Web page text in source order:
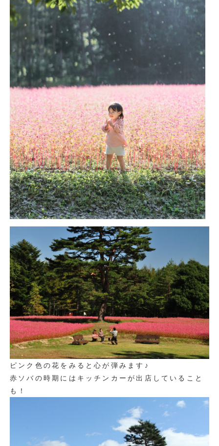
ピンク色の花をみると心が弾みます♪
赤ソバの時期にはキッチンカーが出店していること
も！